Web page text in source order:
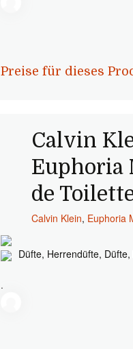
Preise für dieses
Calvin
Euphoria
de
Calvin Klein, Euphoria
Düfte, Herrendüfte,
.